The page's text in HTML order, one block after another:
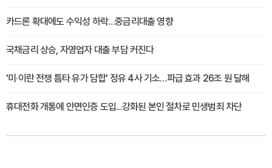
카드론 확대에도 수익성 하락…중금리대출 영향
국채금리 상승, 자영업자 대출 부담 커진다
'미·이란 전쟁 틈타 유가 담합' 정유 4사 기소…파급 효과 26조 원 달해
휴대전화 개통에 안면인증 도입...강화된 본인 절차로 민생범죄 차단